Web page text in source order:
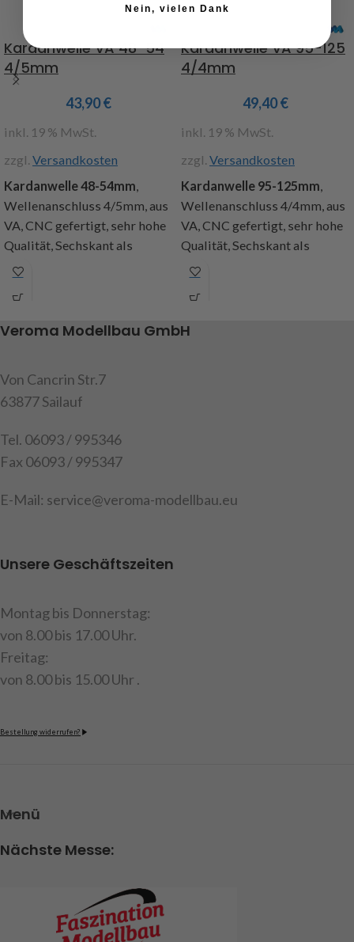
Kardanwelle VA 48-54
4/5mm
43,90€
inkl. 19 % MwSt.
zzgl. Versandkosten
Kardanwelle 48-54mm
Wellenanschluss 4/5mm, aus
VA, CNC gefertigt, sehr hohe
Qualität, Sechskant als
Längenausgleich,
Kardanwelle, 2
Stiftschrauben M3x3
Kardanwelle VA 95-125
4/4mm
49,40€
inkl. 19 % MwSt.
zzgl. Versandkosten
Kardanwelle 95-125mm
Wellenanschluss 4/4mm, aus
VA, CNC gefertigt, sehr hohe
Qualität, Sechskant als
Längenausgleich,
Kardanwelle, 2
Stiftschrauben M3x3
Veroma Modellbau GmbH
Von Cancrin Str.7
63877 Sailauf
Tel. 06093 / 995346
Fax 06093 / 995347
E-Mail: service@veroma-modellbau.eu
Unsere Geschäftszeiten
Montag bis Donnerstag:
von 8.00 bis 17.00 Uhr.
Freitag:
von 8.00 bis 15.00 Uhr .
Bestellung widerrufen?
Menü
Nächste Messe:
Nein, vielen Dank